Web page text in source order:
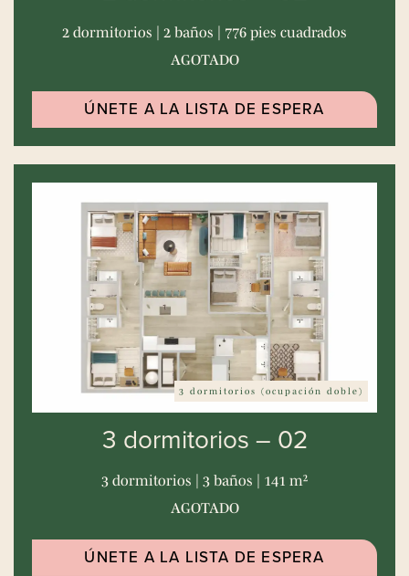
2 dormitorios | 2 baños | 776 pies cuadrados
AGOTADO
ÚNETE A LA LISTA DE ESPERA
3 dormitorios (ocupación doble)
3 dormitorios – 02
3 dormitorios | 3 baños | 141 m²
AGOTADO
ÚNETE A LA LISTA DE ESPERA